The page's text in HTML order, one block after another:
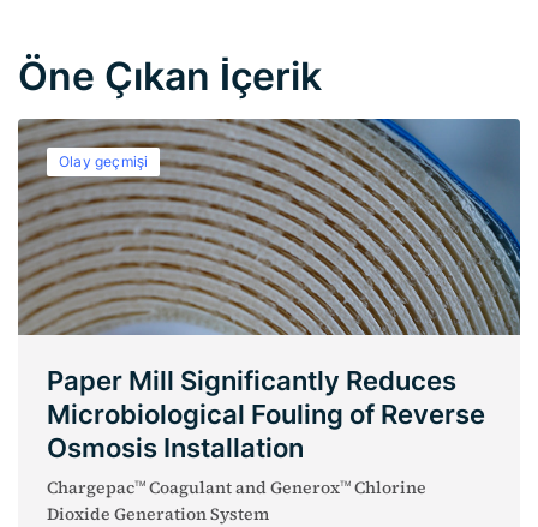
Öne Çıkan İçerik
Olay geçmişi
Paper Mill Significantly Reduces
Microbiological Fouling of Reverse
Osmosis Installation
ChargepacTM Coagulant and GeneroxTM Chlorine
Dioxide Generation System